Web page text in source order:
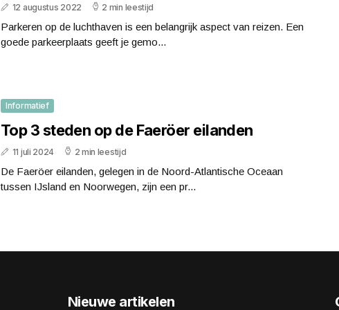
12 augustus 2022 2 min leestijd
Parkeren op de luchthaven is een belangrijk aspect van reizen. Een
goede parkeerplaats geeft je gemo...
Informatief
Top 3 steden op de Faeröer eilanden
11 juli 2024 2 min leestijd
De Faeröer eilanden, gelegen in de Noord-Atlantische Oceaan
tussen IJsland en Noorwegen, zijn een pr...
Nieuwe artikelen